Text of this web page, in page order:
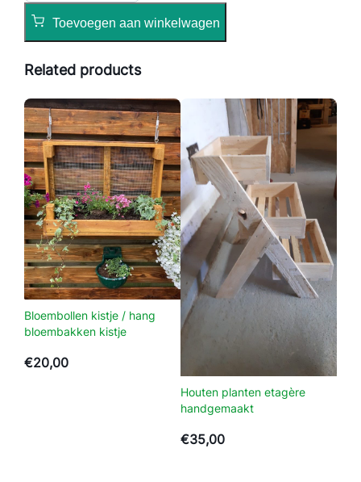
g
h
i
s
j
e
,
i
n
v
e
r
s
c
h
i
Toevoegen aan winkelwagen
Related products
Bloembollen kistje / hang
bloembakken kistje
€20,00
Houten planten etagère
handgemaakt
€35,00